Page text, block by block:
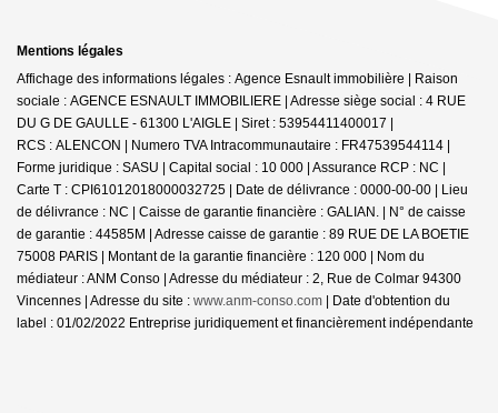
Mentions légales
Affichage des informations légales : Agence Esnault immobilière | Raison
sociale : AGENCE ESNAULT IMMOBILIERE | Adresse siège social : 4 RUE
DU G DE GAULLE - 61300 L'AIGLE | Siret : 53954411400017 |
RCS : ALENCON | Numero TVA Intracommunautaire : FR47539544114 |
Forme juridique : SASU | Capital social : 10 000 | Assurance RCP : NC |
Carte T : CPI61012018000032725 | Date de délivrance : 0000-00-00 | Lieu
de délivrance : NC | Caisse de garantie financière : GALIAN. | N° de caisse
de garantie : 44585M | Adresse caisse de garantie : 89 RUE DE LA BOETIE
75008 PARIS | Montant de la garantie financière : 120 000 | Nom du
médiateur : ANM Conso | Adresse du médiateur : 2, Rue de Colmar 94300
Vincennes | Adresse du site : www.anm-conso.com | Date d'obtention du
label : 01/02/2022 Entreprise juridiquement et financièrement indépendante